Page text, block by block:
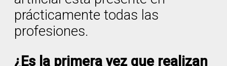
prácticamente todas las
profesiones.
¿Es la primera vez que realizan